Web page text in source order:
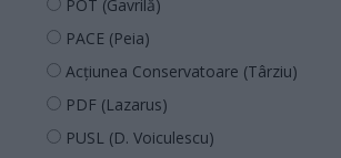
POT (Gavrilă)
PACE (Peia)
Acțiunea Conservatoare (Târziu)
PDF (Lazarus)
PUSL (D. Voiculescu)